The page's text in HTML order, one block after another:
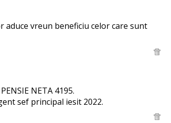
aduce vreun beneficiu celor care sunt
NETA 4195.
sef principal iesit 2022.